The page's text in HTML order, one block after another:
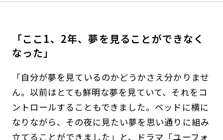
「ここ1、2年、夢を見ることができなく
なった」
「自分が夢を見ているのかどうかさえ分かりませ
ん。以前はとても鮮明な夢を見ていて、それをコ
ントロールすることもできました。ベッドに横に
なりながら、その夜に見たい夢を思い通りに組み
立てることができました」と、ドラマ「ユーフォ